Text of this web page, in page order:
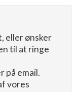
eller ønsker
til at ringe
på email.
vores